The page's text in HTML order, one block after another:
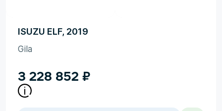
ISUZU ELF, 2019
Gila
3 228 852 ₽